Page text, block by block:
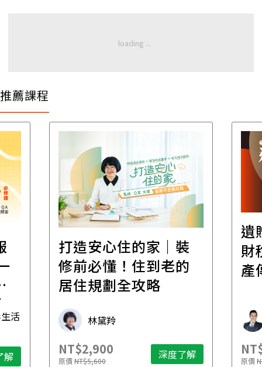
推薦課程
活
解
打造安心住的家｜裝
修前必懂！住到老的
居住規劃全攻略
林黛羚
NT$2,900
原價NT$5,600 深度了解
遺
財
產
原價